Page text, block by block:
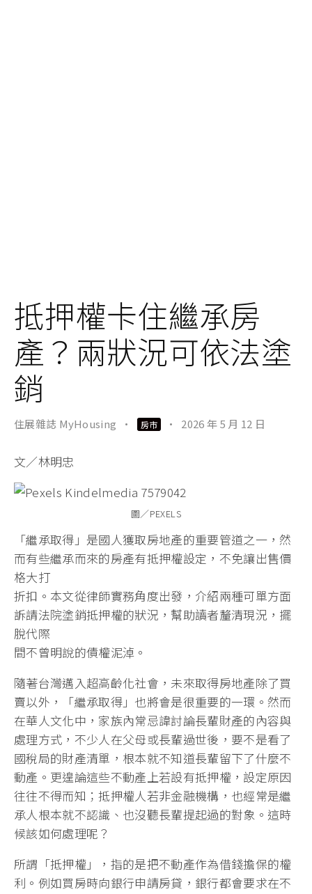
抵押權卡住繼承房
產？兩狀況可依法塗
銷
住展雜誌 MyHousing · 房市 · 2026 年 5 月 12 日
文／林明忠
圖／PEXELS
「繼承取得」是國人獲取房地產的重要管道之一，然
而有些繼承而來的房產有抵押權設定，不免讓出售價
格大打
折扣。本文從律師實務角度出發，介紹兩種可單方面
訴請法院塗銷抵押權的狀況，幫助讀者釐清現況，擺
脫代際
間不曾明說的債權泥淖。
隨著台灣邁入超高齡化社會，未來取得房地產除了買
賣以外，「繼承取得」也將會是很重要的一環。然而
在華人文化中，家族內常忌諱討論長輩財產的內容與
處理方式，不少人在父母或長輩過世後，要不是看了
國稅局的財產清單，根本就不知道長輩留下了什麼不
動產。更遑論這些不動產上若設有抵押權，設定原因
往往不得而知；抵押權人若非金融機構，也經常是繼
承人根本就不認識、也沒聽長輩提起過的對象。這時
候該如何處理呢？
所謂「抵押權」，指的是把不動產作為借錢擔保的權
利。例如買房時向銀行申請房貸，銀行都會要求在不